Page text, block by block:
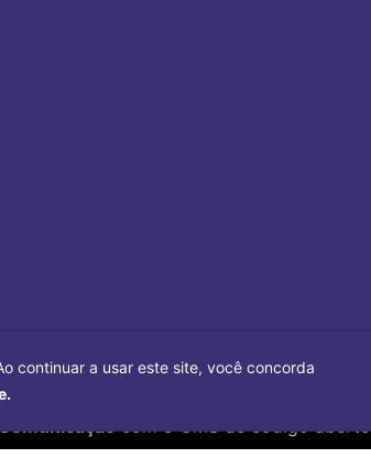
Federal Uberlândia.
com o CMS de código aberto
continuar a usar este site, você concorda